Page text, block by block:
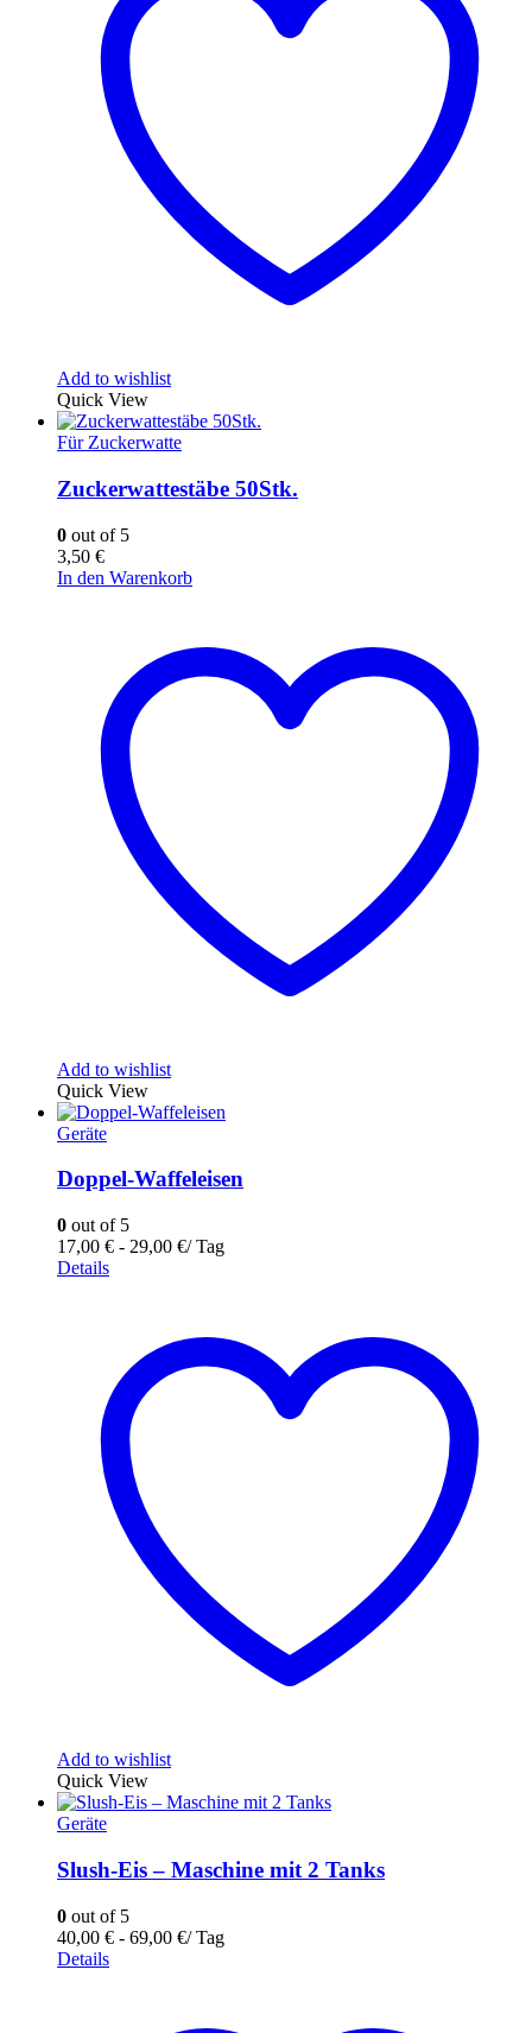
Add to wishlist
Quick View
Für Zuckerwatte
Zuckerwattestäbe 50Stk.
0 out of 5
3,50 €
In den Warenkorb
Add to wishlist
Quick View
Geräte
Doppel-Waffeleisen
0 out of 5
17,00 € - 29,00 €/ Tag
Details
Add to wishlist
Quick View
Geräte
Slush-Eis – Maschine mit 2 Tanks
0 out of 5
40,00 € - 69,00 €/ Tag
Details